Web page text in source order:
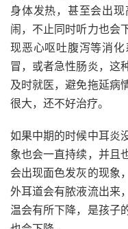
身体发热，甚至会出
闹，不止同时听力也会
现恶心呕吐腹泻等消
冒，或者急性肠炎，这
及时就医，避免拖延病
很大，还不好治疗。
如果中期的时候中耳炎
象也会一直持续，并且
会出现面色发灰的现象
外耳道会有脓液流出来
温会有所下降，是孩子